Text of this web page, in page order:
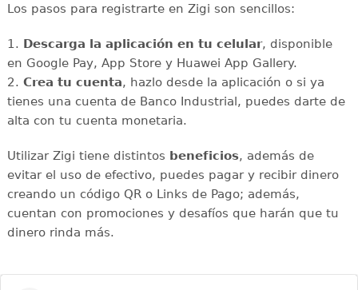
Los pasos para registrarte en Zigi son sencillos:
1. Descarga la aplicación en tu celular, disponible
en Google Pay, App Store y Huawei App Gallery.
2. Crea tu cuenta, hazlo desde la aplicación o si ya
tienes una cuenta de Banco Industrial, puedes darte de
alta con tu cuenta monetaria.
Utilizar Zigi tiene distintos beneficios, además de
evitar el uso de efectivo, puedes pagar y recibir dinero
creando un código QR o Links de Pago; además,
cuentan con promociones y desafíos que harán que tu
dinero rinda más.